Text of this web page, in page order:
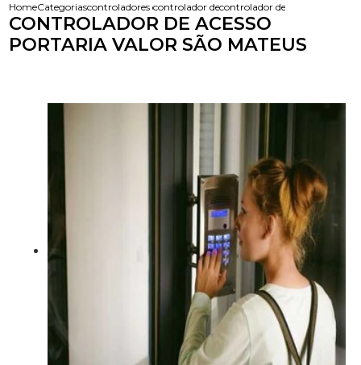
HomeCategoriascontroladores de acessocontrolador de acesso para condominio
controlador de acesso
CONTROLADOR DE ACESSO
PORTARIA VALOR SÃO MATEUS